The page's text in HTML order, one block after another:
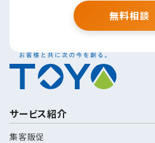
サービス紹介
集客販促
無料相談